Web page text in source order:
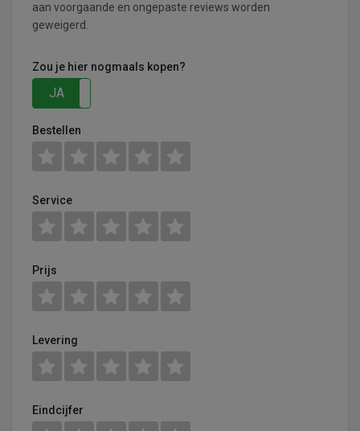
aan voorgaande en ongepaste reviews worden
geweigerd.
Zou je hier nogmaals kopen?
JA
Bestellen
Service
Prijs
Levering
Eindcijfer